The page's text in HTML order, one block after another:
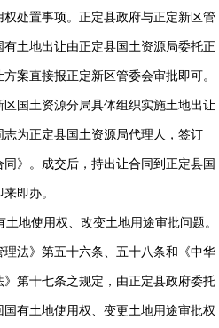
处置事项。正定县政府与正定新区管
土地出让由正定县国土资源局委托正
案直接报正定新区管委会审批即可。
国土资源分局具体组织实施土地出让
为正定县国土资源局代理人，签订
同》。成交后，持出让合同到正定县国
即办。
地使用权、改变土地用途审批问题。
法》第五十六条、五十八条和《中华
》第十七条之规定，由正定县政府委托
有土地使用权、变更土地用途审批权